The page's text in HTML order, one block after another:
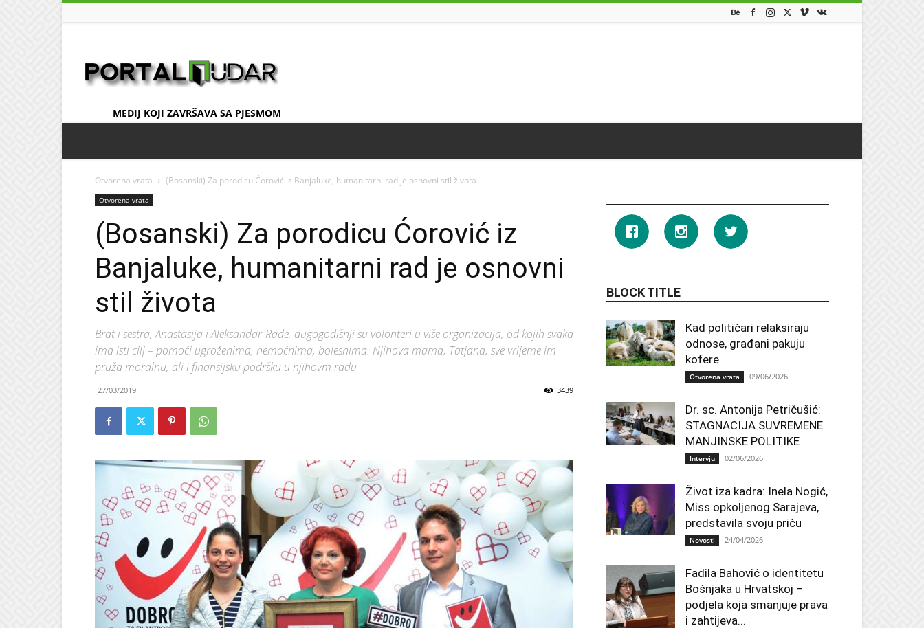
MEDIJ KOJI ZAVRŠAVA SA PJESMOM
Otvorena vrata (Bosanski) Za porodicu Ćorović iz Banjaluke, humanitarni rad je osnovni stil života
Otvorena vrata
(Bosanski) Za porodicu Ćorović iz
Banjaluke, humanitarni rad je osnovni
stil života
Brat i sestra, Anastasija i Aleksandar-Rade, dugogodišnji su volonteri u više organizacija, od kojih svaka
ima isti cilj – pomoći ugroženima, nemoćnima, bolesnima. Njihova mama, Tatjana, sve vrijeme im
pruža moralnu, ali i finansijsku podršku u njihovm radu
27/03/2019 3439
BLOCK TITLE
Kad političari relaksiraju
odnose, građani pakuju
kofere
Otvorena vrata 09/06/2026
Dr. sc. Antonija Petričušić:
STAGNACIJA SUVREMENE
MANJINSKE POLITIKE
Intervju 02/06/2026
Život iza kadra: Inela Nogić,
Miss opkoljenog Sarajeva,
predstavila svoju priču
Novosti 24/04/2026
Fadila Bahović o identitetu
Bošnjaka u Hrvatskoj –
podjela koja smanjuje prava
i zahtijeva...